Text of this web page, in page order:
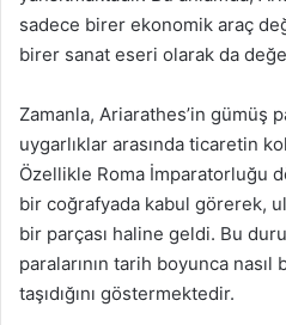
sadece birer ekonomik araç
birer sanat eseri olarak da
Zamanla, Ariarathes’in gümüş
uygarlıklar arasında ticaretin
Özellikle Roma İmparatorluğu
bir coğrafyada kabul görerek,
bir parçası haline geldi. Bu
paralarının tarih boyunca
taşıdığını göstermektedir.